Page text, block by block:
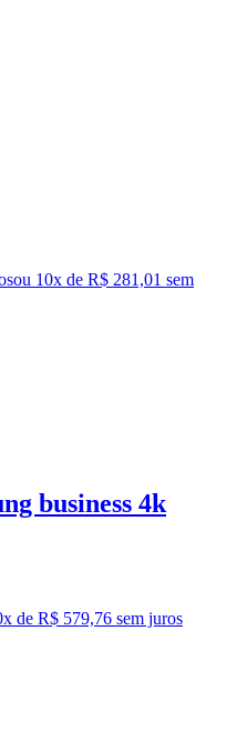
ou 10x de R$ 281,01 sem
business 4k
x de R$ 579,76 sem juros